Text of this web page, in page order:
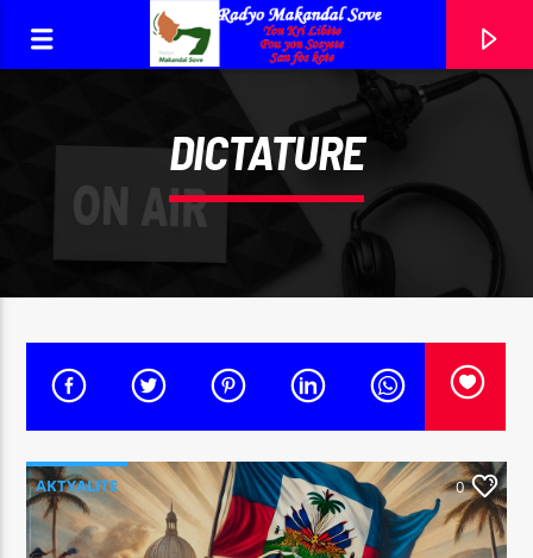
RADYO MAKANDAL SOVE
YON KRI LIBÈTE, POU YON SOSYETE, SAN FÒS KOTE!
CURRENT TRACK
DICTATURE
AKTYALITE
DEKOLONIZASYON/LIBERASYON MANTAL
0